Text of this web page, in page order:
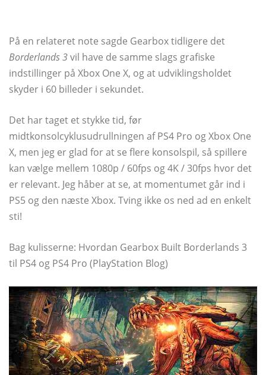
På en relateret note sagde Gearbox tidligere det
Borderlands 3vil have de samme slags grafiske
indstillinger på Xbox One X, og at udviklingsholdet
skyder i 60 billeder i sekundet.
Det har taget et stykke tid, før
midtkonsolcyklusudrullningen af ​​PS4 Pro og Xbox One
X, men jeg er glad for at se flere konsolspil, så spillere
kan vælge mellem 1080p / 60fps og 4K / 30fps hvor det
er relevant. Jeg håber at se, at momentumet går ind i
PS5 og den næste Xbox. Tving ikke os ned ad en enkelt
sti!
Bag kulisserne: Hvordan Gearbox Built Borderlands 3
til PS4 og PS4 Pro (PlayStation Blog)